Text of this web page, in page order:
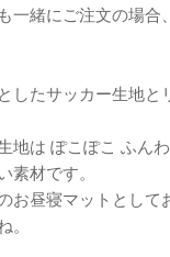
一緒にご注文の場
したサッカー生地
地は ぽこぽこ ふん
素材です。
お昼寝マットとし
。